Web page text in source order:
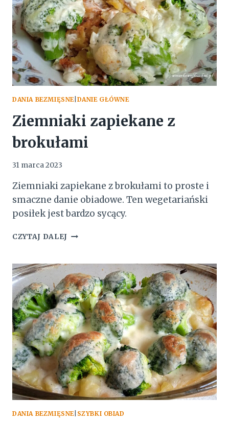
DANIA BEZMIĘSNE| DANIE GŁÓWNE
Ziemniaki zapiekane z
brokułami
31 marca 2023
Ziemniaki zapiekane z brokułami to proste i
smaczne danie obiadowe. Ten wegetariański
posiłek jest bardzo sycący.
CZYTAJ DALEJ ZIEMNIAKI
BROKUŁAMI
DANIA BEZMIĘSNE| SZYBKI OBIAD